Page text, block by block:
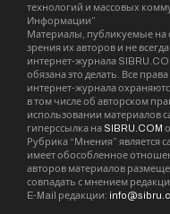
технологий и массовых
Информации”
Материалы, публикуемые на
зрения их авторов и не
интернет-журнала
обязана это делать. Все
интернет-журнала
в том числе об авторском
использовании материалов
гиперссылка на SIBRU.COM
Рубрика “Мнения” является
имеет обособленное
авторов материалов
совпадать с мнением
E-Mail редакции: